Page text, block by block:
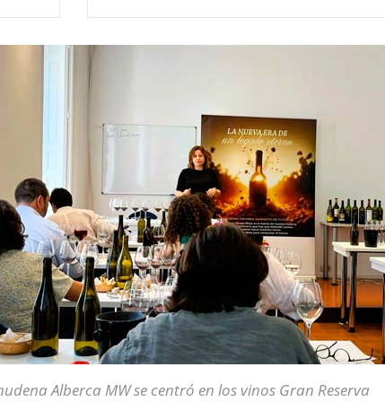
Alberca MW se centró en los vinos Gran Reserva